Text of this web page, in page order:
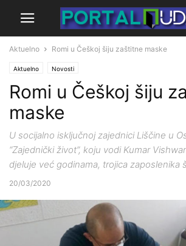
Aktuelno Romi u Češkoj šiju zaštitne maske
Aktuelno Novosti
Romi u Češkoj šiju
maske
U socijalno isključnoj zajednici Liščine u
“Zajednički život”, koju vodi Kumar
djeluje već godinama, trojica zaposlenika
20/03/2020